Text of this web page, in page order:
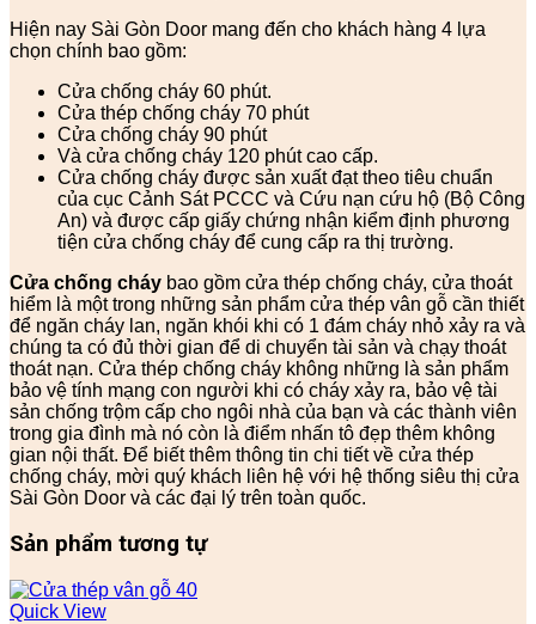
Hiện nay Sài Gòn Door mang đến cho khách hàng 4 lựa
chọn chính bao gồm:
Cửa chống cháy 60 phút.
Cửa thép chống cháy 70 phút
Cửa chống cháy 90 phút
Và cửa chống cháy 120 phút cao cấp.
Cửa chống cháy được sản xuất đạt theo tiêu chuẩn
của cục Cảnh Sát PCCC và Cứu nạn cứu hộ (Bộ Công
An) và được cấp giấy chứng nhận kiểm định phương
tiện cửa chống cháy để cung cấp ra thị trường.
Cửa chống cháy bao gồm cửa thép chống cháy, cửa thoát
hiểm là một trong những sản phẩm cửa thép vân gỗ cần thiết
để ngăn cháy lan, ngăn khói khi có 1 đám cháy nhỏ xảy ra và
chúng ta có đủ thời gian để di chuyển tài sản và chạy thoát
thoát nạn. Cửa thép chống cháy không những là sản phẩm
bảo vệ tính mạng con người khi có cháy xảy ra, bảo vệ tài
sản chống trộm cấp cho ngôi nhà của bạn và các thành viên
trong gia đình mà nó còn là điểm nhấn tô đẹp thêm không
gian nội thất. Để biết thêm thông tin chi tiết về cửa thép
chống cháy, mời quý khách liên hệ với hệ thống siêu thị cửa
Sài Gòn Door và các đại lý trên toàn quốc.
Sản phẩm tương tự
Quick View